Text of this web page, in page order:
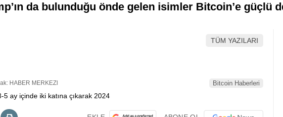
da bulunduğu önde gelen isimler Bitcoin’e güçlü
TÜM YAZILARI
HABER MERKEZI Bitcoin Haberleri